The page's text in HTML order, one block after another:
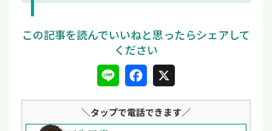
L
n
F
c
X
＼タップで電話できます／